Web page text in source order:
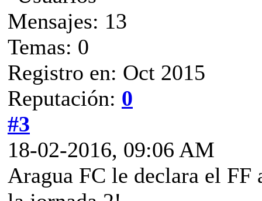
Mensajes: 13
Temas: 0
Registro en: Oct 2015
Reputación: 0
#3
18-02-2016, 09:06 AM
Aragua FC le declara el FF